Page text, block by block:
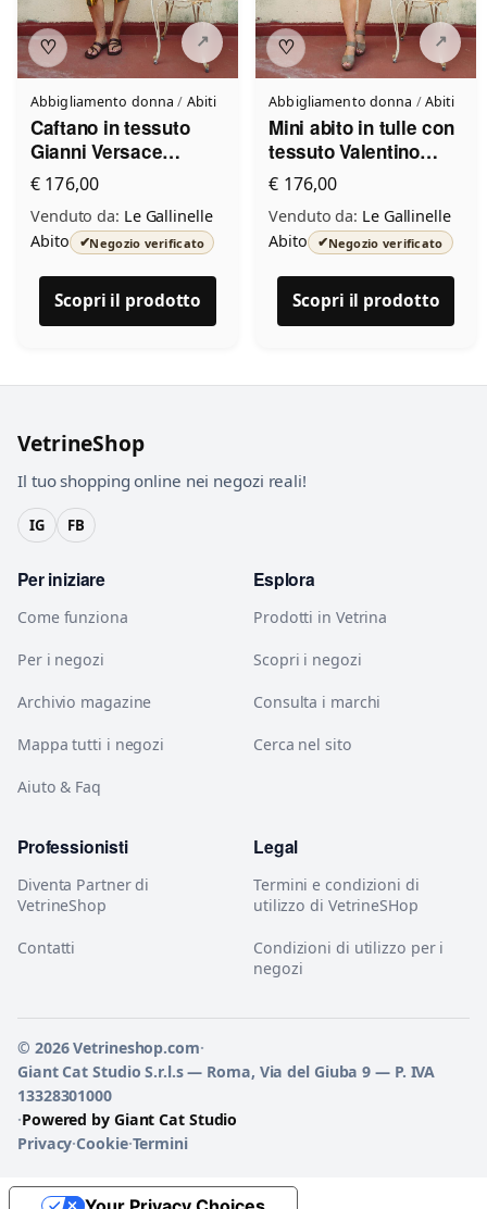
♡
Abbigliamento donna / Abiti
Caftano in tessuto
Gianni Versace
Vintage Le Gallinelle
€ 176,00
Venduto da: Le Gallinelle
Abito
✔Negozio verificato
Scopri il prodotto
♡
Abbigliamento donna /Abiti
Mini abito in tulle con
tessuto Valentino
Vintage Le Gallinelle
€ 176,00
Venduto da: Le Gallinelle
Abito
✔Negozio verificato
Scopri il prodotto
VetrineShop
Il tuo shopping online nei negozi reali!
IG FB
Per iniziare
Come funziona
Per i negozi
Archivio magazine
Mappa tutti i negozi
Aiuto & Faq
Esplora
Prodotti in Vetrina
Scopri i negozi
Consulta i marchi
Cerca nel sito
Professionisti
Diventa Partner di
VetrineShop
Contatti
Legal
Termini e condizioni di
utilizzo di VetrineSHop
Condizioni di utilizzo per i
negozi
© 2026 Vetrineshop.com·
Giant Cat Studio S.r.l.s — Roma, Via del Giuba 9 — P. IVA
13328301000
·Powered by Giant Cat Studio
Privacy·Cookie·Termini